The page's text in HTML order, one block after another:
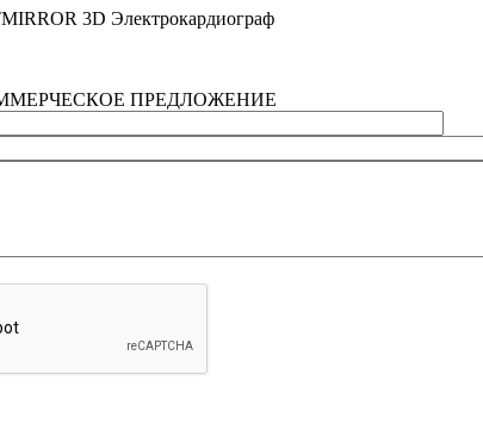
3D Электрокардиограф
ПРЕДЛОЖЕНИЕ